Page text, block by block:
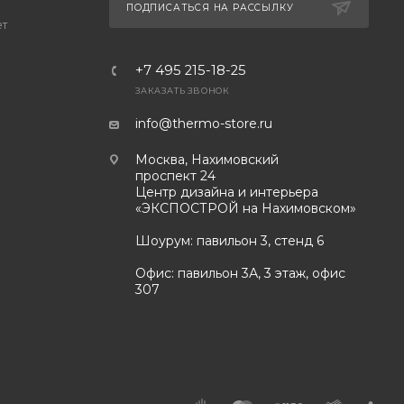
ПОДПИСАТЬСЯ НА РАССЫЛКУ
+7 495 215-18-25
ЗАКАЗАТЬ ЗВОНОК
info@thermo-store.ru
Москва, Нахимовский
проспект 24
Центр дизайна и интерьера
«ЭКСПОСТРОЙ на Нахимовском»
Шоурум: павильон 3, стенд 6
Офис: павильон 3А, 3 этаж, офис
307